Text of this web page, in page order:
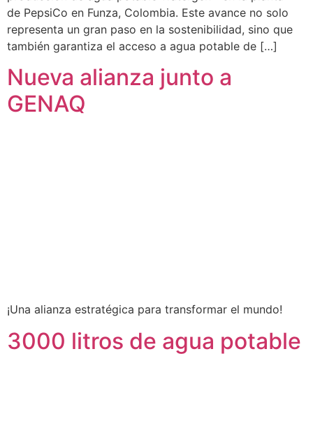
de PepsiCo en Funza, Colombia. Este avance no solo
representa un gran paso en la sostenibilidad, sino que
también garantiza el acceso a agua potable de […]
Nueva alianza junto a
GENAQ
¡Una alianza estratégica para transformar el mundo!
3000 litros de agua potable